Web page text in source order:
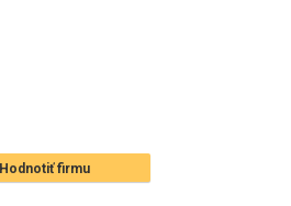
Hodnotiť firmu